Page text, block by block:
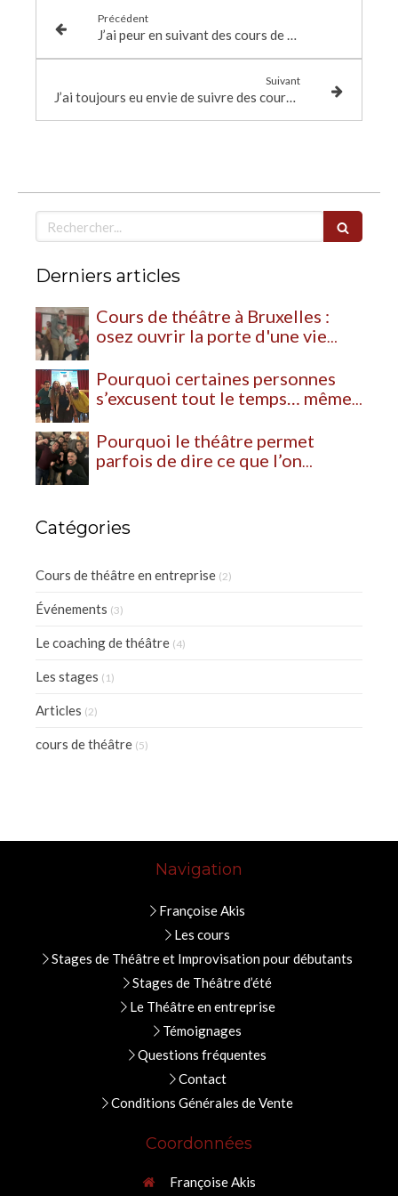
Précédent
J’ai peur en suivant des cours de théâtre de perdre le côté naturel
Suivant
J’ai toujours eu envie de suivre des cours de Théâtre mais j’étais tout à fait débutante et ça me faisait peur.
Rechercher
Derniers articles
Cours de théâtre à Bruxelles :
osez ouvrir la porte d'une vie
Pourquoi certaines personnes
s’excusent tout le temps… même
Pourquoi le théâtre permet
parfois de dire ce que l’on
Catégories
Cours de théâtre en entreprise (2)
Événements (3)
Le coaching de théâtre (4)
Les stages (1)
Articles (2)
cours de théâtre (5)
Navigation
Françoise Akis
Les cours
Stages de Théâtre et Improvisation pour débutants
Stages de Théâtre d’été
Le Théâtre en entreprise
Témoignages
Questions fréquentes
Contact
Conditions Générales de Vente
Coordonnées
Françoise Akis